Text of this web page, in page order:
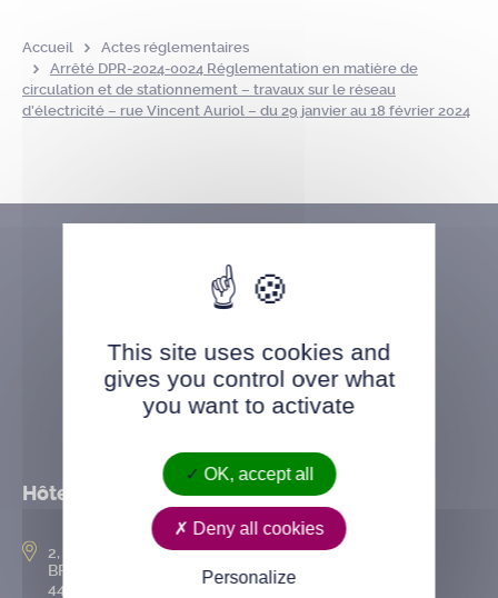
Accueil
Actes réglementaires
Arrêté DPR-2024-0024 Réglementation en matière de
circulation et de stationnement – travaux sur le réseau
d’électricité – rue Vincent Auriol – du 29 janvier au 18 février 2024
Hôtel de ville
2, rue de l’Hôtel-de-Ville
BP 50167
44802 Saint-Herblain cedex
This site uses cookies and
gives you control over what
you want to activate
OK, accept all
Deny all cookies
Personalize